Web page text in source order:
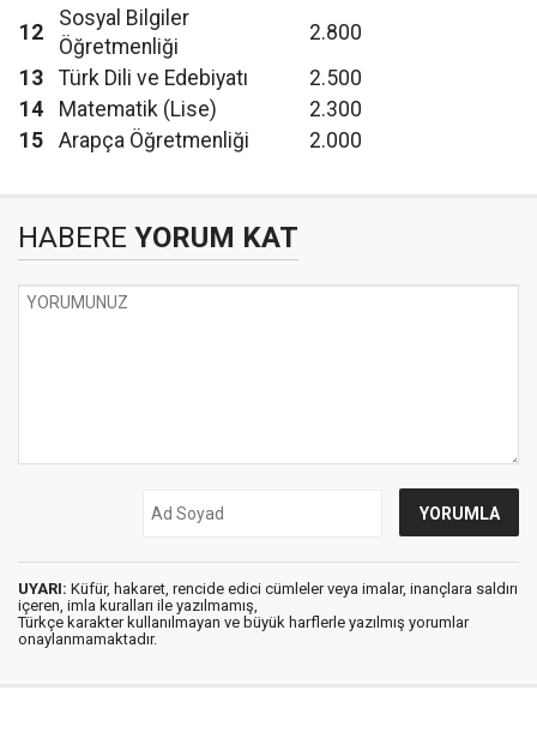
12
Sosyal Bilgiler
Öğretmenliği
2.800
13
Türk Dili ve Edebiyatı
2.500
14
Matematik (Lise)
2.300
15
Arapça Öğretmenliği 2.000
HABERE YORUM KAT
UYARI: Küfür, hakaret, rencide edici cümleler veya imalar, inançlara saldırı
içeren, imla kuralları ile yazılmamış,
Türkçe karakter kullanılmayan ve büyük harflerle yazılmış yorumlar
onaylanmamaktadır.